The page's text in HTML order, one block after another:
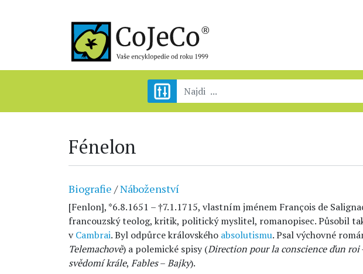
Fénelon
Biografie /Náboženství
[Fenlon], *6.8.1651 – †7.1.1715, vlastním jménem François de
francouzský teolog, kritik, politický myslitel, romanopisec. Působil
vCambrai. Byl odpůrce královského absolutismu. Psal výchovné
Telemachově) a polemické spisy (Direction pour la conscience ďun roi
svědomí krále, Fables–Bajky).